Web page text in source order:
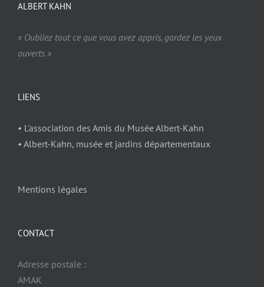
ALBERT KAHN
« Oubliez tout ce que vous avez appris, gardez les yeux
ouverts »
LIENS
• L'association des Amis du Musée Albert-Kahn
• Albert-Kahn, musée et jardins départementaux
Mentions légales
CONTACT
Adresse postale :
AMAK